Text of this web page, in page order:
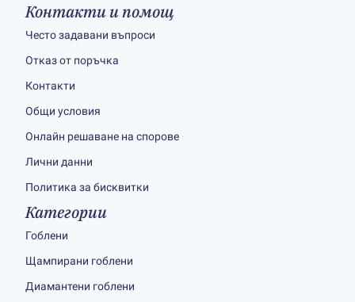
Контакти и помощ
Често задавани въпроси
Отказ от поръчка
Контакти
Общи условия
Онлайн решаване на спорове
Лични данни
Политика за бисквитки
Категории
Гоблени
Щампирани гоблени
Диамантени гоблени